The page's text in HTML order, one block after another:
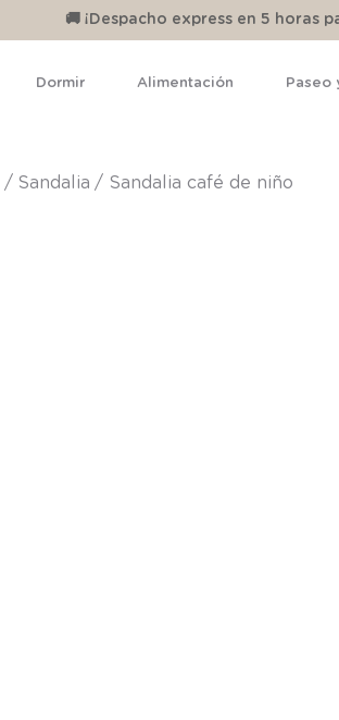
🚚 ¡Despacho express en 5 horas
Dormir Alimentación Paseo
sandalia Sandalia café de niño